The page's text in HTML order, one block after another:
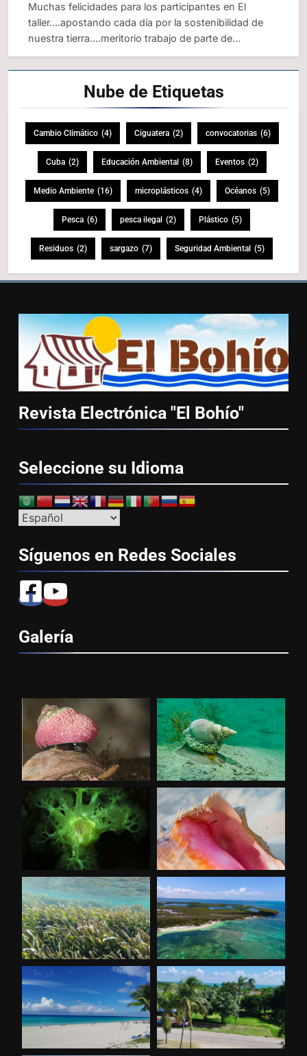
Muchas felicidades para los participantes en El
taller....apostando cada día por la sostenibilidad de
nuestra tierra....meritorio trabajo de parte de…
Nube de Etiquetas
Cambio Climático (4) Ciguatera (2) convocatorias (6)
Cuba (2) Educación Ambiental (8) Eventos (2)
Medio Ambiente (16) microplásticos (4) Océanos (5)
Pesca (6) pesca ilegal (2) Plástico (5)
Residuos (2) sargazo (7) Seguridad Ambiental (5)
Revista Electrónica "El Bohío"
Seleccione su Idioma
Síguenos en Redes Sociales
Galería